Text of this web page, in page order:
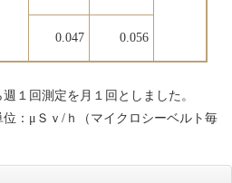
0.047 0.056
１回測定を月１回としました。
イクロシーベルト毎